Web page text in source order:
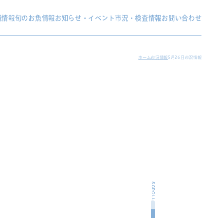
情報旬のお魚情報お知らせ・イベント市況・検査情報お問い合わせ
ホーム市況情報 5月26日市況情報
SCROLL